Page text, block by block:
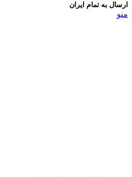
ارسال به تمام ایران
منو